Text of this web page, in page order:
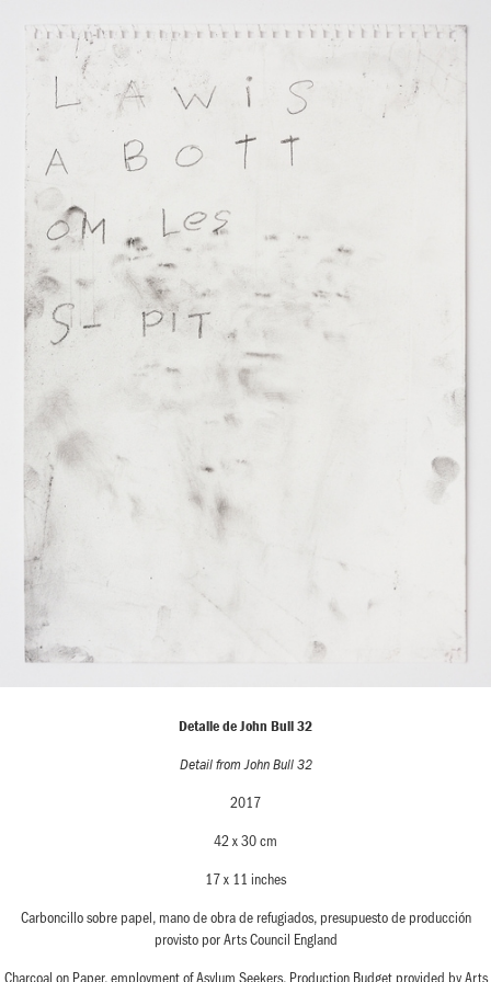
Detalle de John Bull 32
Detail from John Bull 32
2017
42 x 30 cm
17 x 11 inches
Carboncillo sobre papel, mano de obra de refugiados, presupuesto de producción
provisto por Arts Council England
Charcoal on Paper, employment of Asylum Seekers, Production Budget provided by Arts